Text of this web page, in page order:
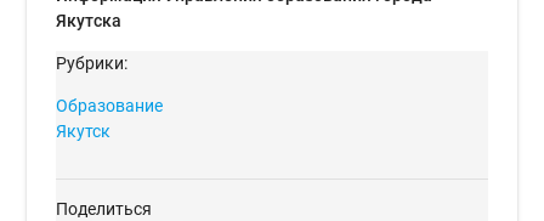
Якутска
Рубрики:
Образование
Якутск
Поделиться